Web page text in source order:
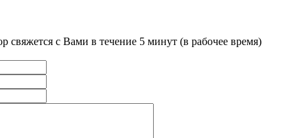
свяжется с Вами в течение 5 минут (в рабочее время)